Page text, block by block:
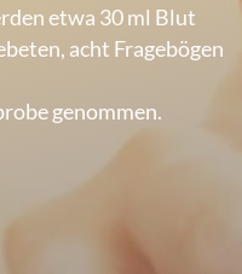
etwa 30 ml Blut
acht Fragebögen
genommen.